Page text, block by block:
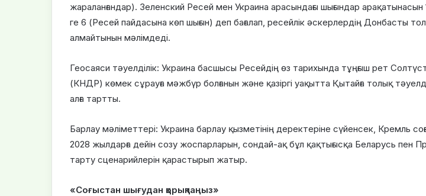
жараланғандар). Зеленский Ресей мен Украина арасындағы шығындар
ге 6 (Ресей пайдасына көп шығын) деп бағалап, ресейлік әскерлердің Донбасты
алмайтынын мәлімдеді.
Геосаяси тәуелділік: Украина басшысы Ресейдің өз тарихында тұңғыш рет
(КНДР) көмек сұрауға мәжбүр болғанын және қазіргі уақытта Қытайға толық
алға тартты.
Барлау мәліметтері: Украина барлау қызметінің деректеріне сүйенсек, Кремль
2028 жылдарға дейін созу жоспарларын, сондай-ақ бұл қақтығысқа Беларусь пен
тарту сценарийлерін қарастырып жатыр.
«Соғыстан шығудан қорықпаңыз»